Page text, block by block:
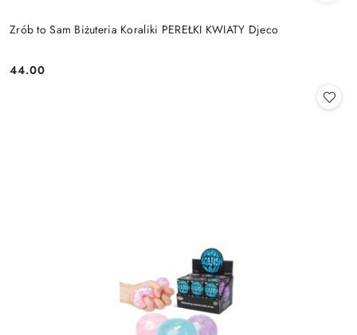
Zrób to Sam Biżuteria Koraliki PEREŁKI KWIATY Djeco
Cena:
44.00